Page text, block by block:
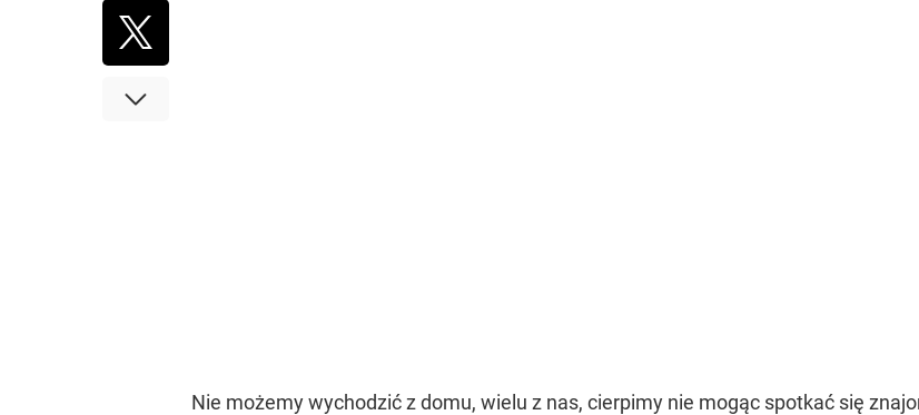
Nie możemy wychodzić z domu, wielu z nas, cierpimy nie mogąc spotkać się